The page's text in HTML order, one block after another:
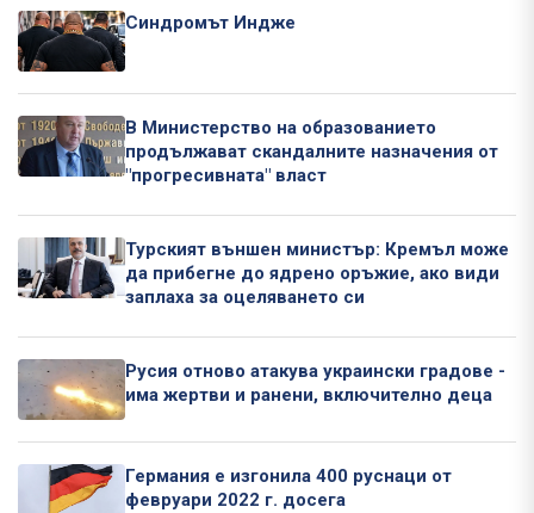
Синдромът Индже
В Министерство на образованието
продължават скандалните назначения от
"прогресивната" власт
Турският външен министър: Кремъл може
да прибегне до ядрено оръжие, ако види
заплаха за оцеляването си
Русия отново атакува украински градове -
има жертви и ранени, включително деца
Германия е изгонила 400 руснаци от
февруари 2022 г. досега